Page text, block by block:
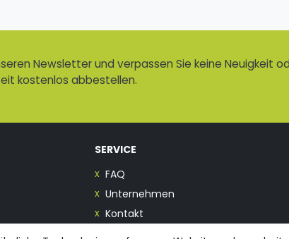
Newsletter und verpassen Sie keine Neuigkeit
kostenlos abbestellen.
SERVICE
FAQ
Unternehmen
Kontakt